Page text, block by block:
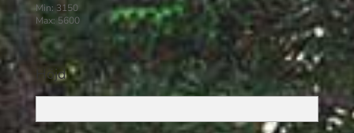
Min: 3150
Max: 5600
Höjd